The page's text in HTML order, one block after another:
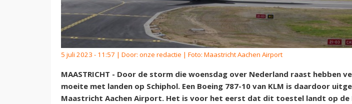
5 juli 2023 - 11:57 | Door: onze redactie | Foto: Maastricht Aachen Airport
MAASTRICHT - Door de storm die woensdag over Nederland raast hebben
moeite met landen op Schiphol. Een Boeing 787-10 van KLM is daardoor
Maastricht Aachen Airport. Het is voor het eerst dat dit toestel landt op de